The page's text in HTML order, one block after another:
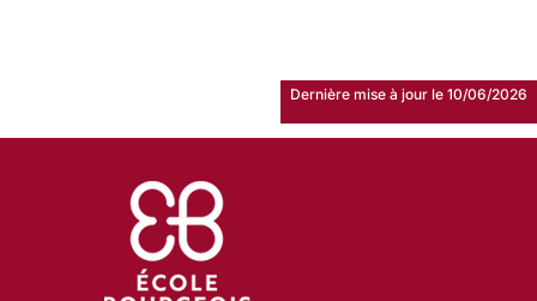
Dernière mise à jour le 10/06/2026